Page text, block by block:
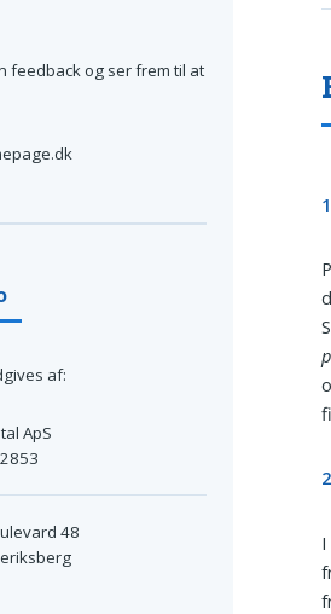
og ser frem til at
af:
ApS
48